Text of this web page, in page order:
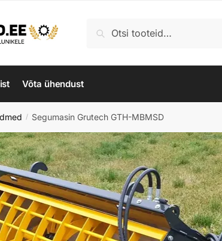
Otsi
Võta ühendust
/ Segumasin Grutech GTH-MBMSD